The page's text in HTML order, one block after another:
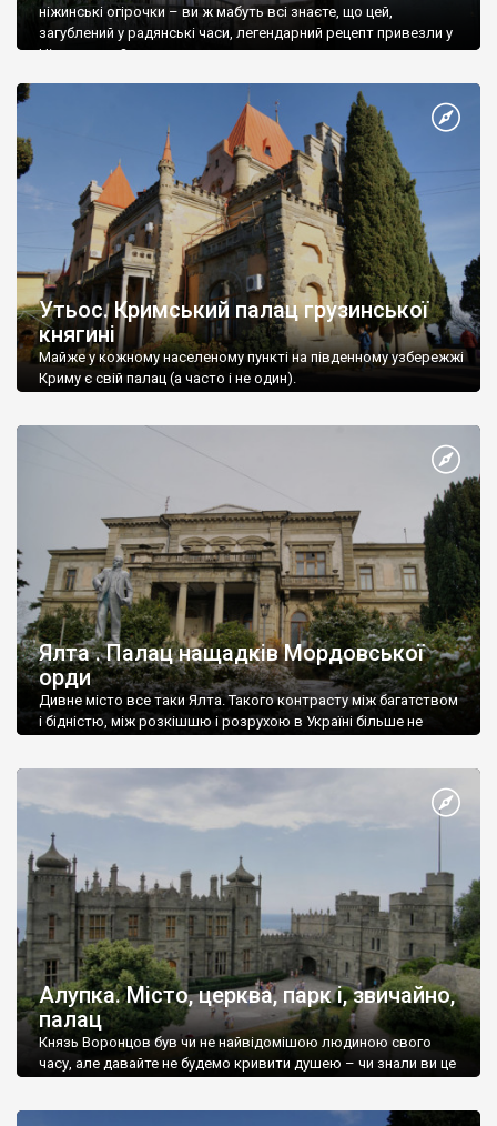
ніжинські огірочки – ви ж мабуть всі знаєте, що цей,
загублений у радянські часи, легендарний рецепт привезли у
Ніжин греки?
Утьос. Кримський палац грузинської
княгині
Майже у кожному населеному пункті на південному узбережжі
Криму є свій палац (а часто і не один).
Ялта . Палац нащадків Мордовської
орди
Дивне місто все таки Ялта. Такого контрасту між багатством
і бідністю, між розкішшю і розрухою в Україні більше не
Алупка. Місто, церква, парк і, звичайно,
палац
Князь Воронцов був чи не найвідомішою людиною свого
часу, але давайте не будемо кривити душею – чи знали ви це